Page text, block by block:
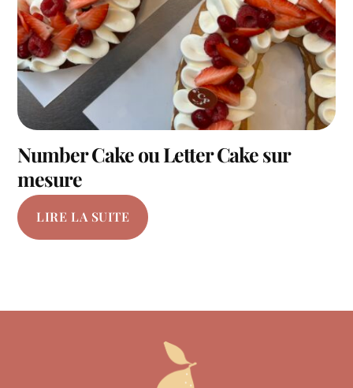
Number Cake ou Letter Cake sur
mesure
LIRE LA SUITE